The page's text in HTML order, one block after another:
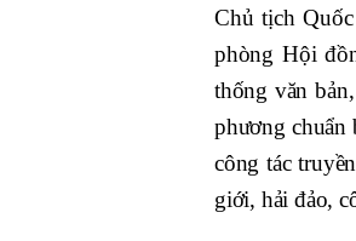
Chủ tịch
phòng Hội
thống văn
phương chuẩn
công tác
giới, hải đảo,